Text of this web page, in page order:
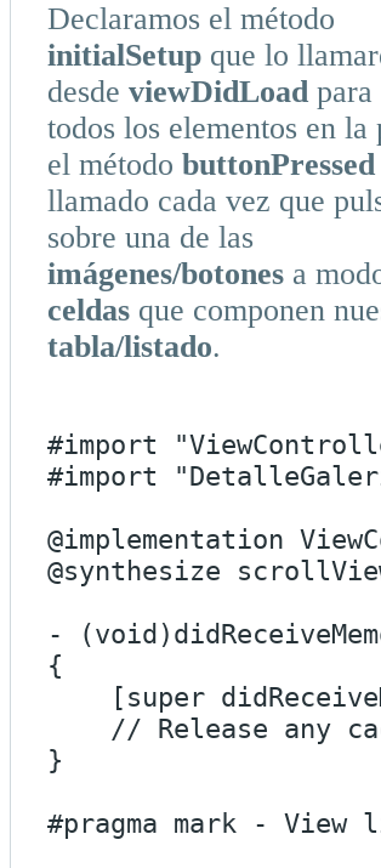
Declaramos el método
initialSetup que lo
desde viewDidLoadpara
todos los elementos en la
el método buttonPressed
llamado cada vez que
sobre una de las
imágenes/botones a
celdas que componen
tabla/listado.
#import
#import
@implementation
@synthesize
-
{
[super
// Release any
}
#pragma mark - View